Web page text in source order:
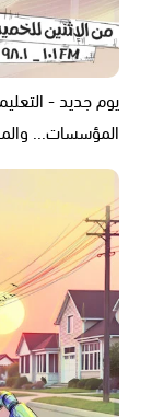
يوم جديد -
المؤسسات...